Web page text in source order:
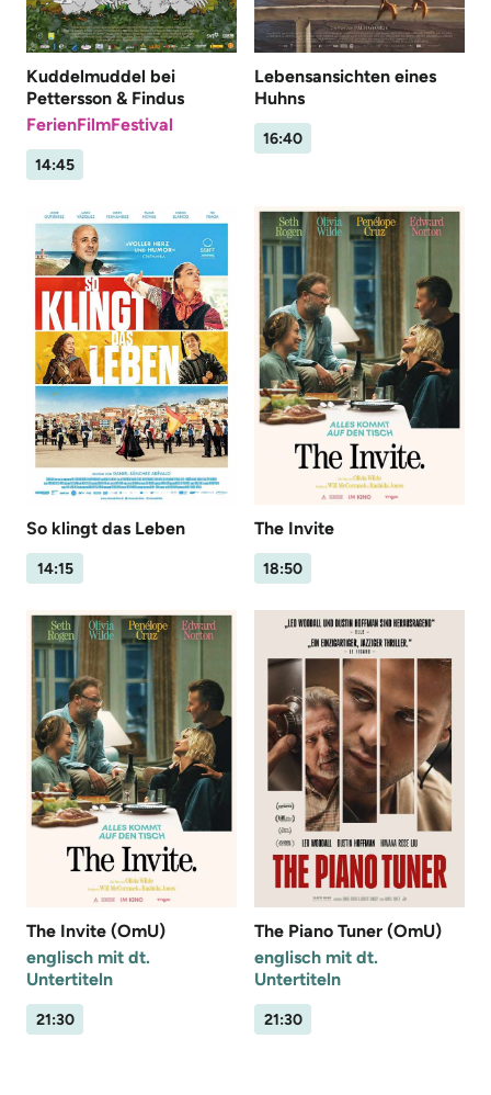
Kuddelmuddel bei
Pettersson & Findus
FerienFilmFestival
14:45
Lebensansichten eines
Huhns
16:40
So klingt das Leben
14:15
The Invite
18:50
The Invite (OmU)
englisch mit dt.
Untertiteln
21:30
The Piano Tuner (OmU)
englisch mit dt.
Untertiteln
21:30